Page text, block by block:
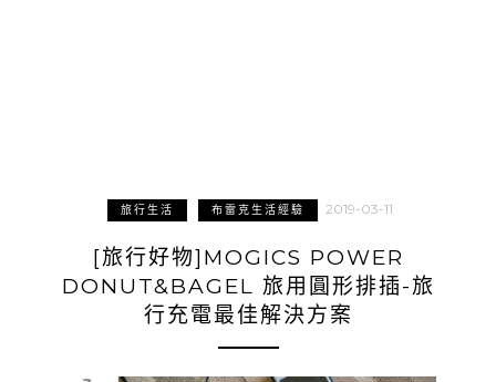
旅行生活 布雷克生活經驗 2019-03-11
[旅行好物]MOGICS POWER
DONUT&BAGEL 旅用圓形排插-旅
行充電最佳解決方案